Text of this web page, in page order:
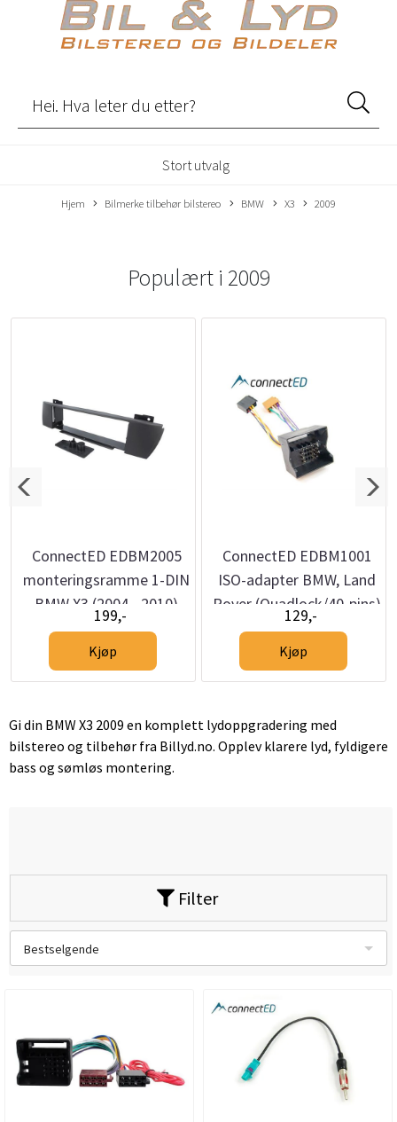
Stort utvalg
Hjem Bilmerke tilbehør bilstereo BMW X3 2009
Populært i 2009
ConnectED EDBM2005
monteringsramme 1-DIN
BMW X3 (2004 - 2010)
(E83)
199,-
Kjøp
ConnectED EDBM1001
ISO-adapter BMW, Land
Rover (Quadlock/40-pins)
129,-
Kjøp
Gi din BMW X3 2009 en komplett lydoppgradering med
bilstereo og tilbehør fra Billyd.no. Opplev klarere lyd, fyldigere
bass og sømløs montering.
Filter
Bestselgende